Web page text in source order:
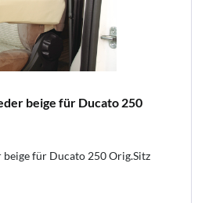
beige für Ducato 250
für Ducato 250 Orig.Sitz